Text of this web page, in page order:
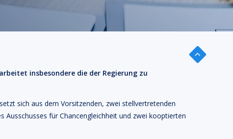
insbesondere die der Regierung zu
sich aus dem Vorsitzenden, zwei stellvertretenden
Ausschusses für Chancengleichheit und zwei kooptierten